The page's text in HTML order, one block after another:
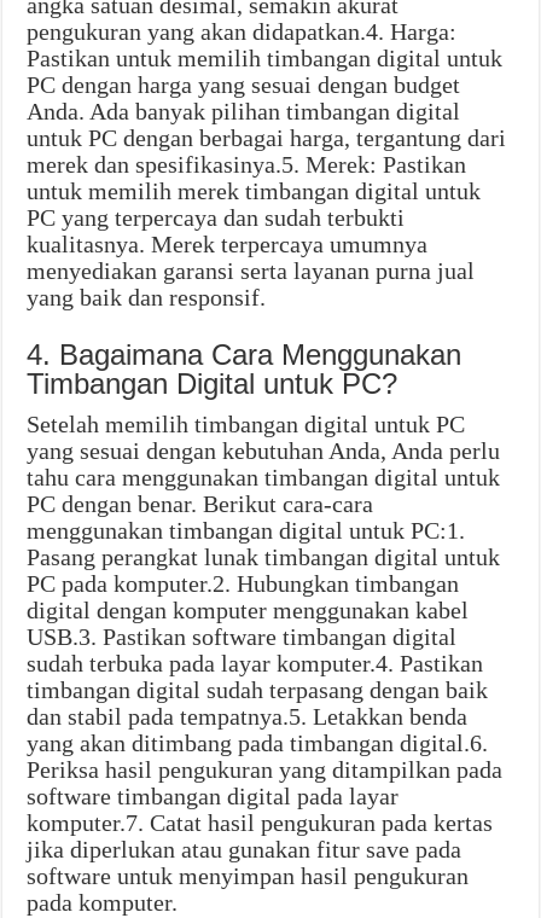
pengukuran yang akan didapatkan.4. Harga:
Pastikan untuk memilih timbangan digital untuk
PC dengan harga yang sesuai dengan budget
Anda. Ada banyak pilihan timbangan digital
untuk PC dengan berbagai harga, tergantung dari
merek dan spesifikasinya.5. Merek: Pastikan
untuk memilih merek timbangan digital untuk
PC yang terpercaya dan sudah terbukti
kualitasnya. Merek terpercaya umumnya
menyediakan garansi serta layanan purna jual
yang baik dan responsif.
4. Bagaimana Cara Menggunakan
Timbangan Digital untuk PC?
Setelah memilih timbangan digital untuk PC
yang sesuai dengan kebutuhan Anda, Anda perlu
tahu cara menggunakan timbangan digital untuk
PC dengan benar. Berikut cara-cara
menggunakan timbangan digital untuk PC:1.
Pasang perangkat lunak timbangan digital untuk
PC pada komputer.2. Hubungkan timbangan
digital dengan komputer menggunakan kabel
USB.3. Pastikan software timbangan digital
sudah terbuka pada layar komputer.4. Pastikan
timbangan digital sudah terpasang dengan baik
dan stabil pada tempatnya.5. Letakkan benda
yang akan ditimbang pada timbangan digital.6.
Periksa hasil pengukuran yang ditampilkan pada
software timbangan digital pada layar
komputer.7. Catat hasil pengukuran pada kertas
jika diperlukan atau gunakan fitur save pada
software untuk menyimpan hasil pengukuran
pada komputer.